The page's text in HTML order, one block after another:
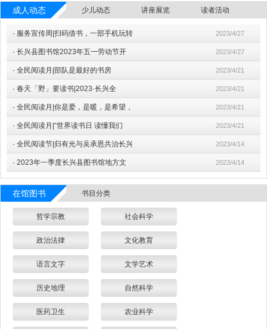
成人动态 少儿动态 讲座展览 读者活动
· 服务宣传周|扫码借书，一部手机玩转 2023/4/27
· 长兴县图书馆2023年五一劳动节开 2023/4/27
· 全民阅读月|部队是最好的书房 2023/4/21
· 春天「野」要读书|2023·长兴全 2023/4/21
· 全民阅读月|你是爱，是暖，是希望， 2023/4/21
· 全民阅读月|“世界读书日 读懂我们 2023/4/21
· 全民阅读节|归有光与吴承恩共治长兴 2023/4/14
· 2023年一季度长兴县图书馆地方文 2023/4/14
在馆图书 书目分类
哲学宗教 社会科学
政治法律 文化教育
语言文字 文学艺术
历史地理 自然科学
医药卫生 农业科学